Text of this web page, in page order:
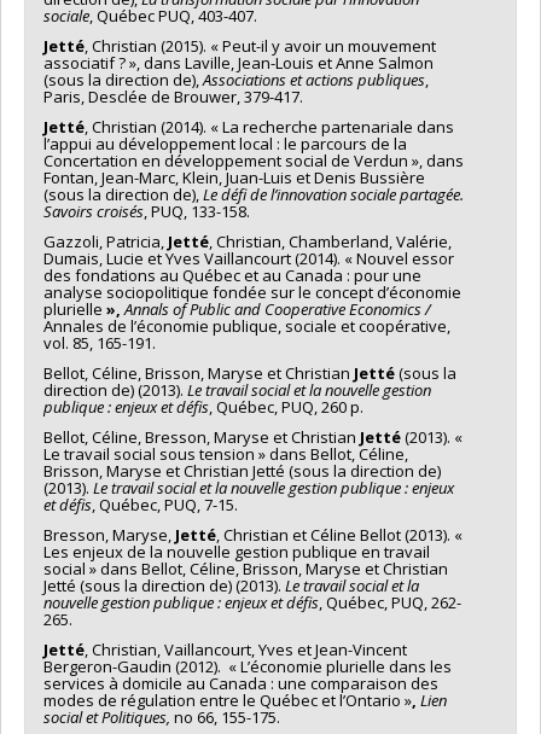
sociale, Québec PUQ, 403-407.
Jetté, Christian (2015). « Peut-il y avoir un mouvement
associatif ? », dans Laville, Jean-Louis et Anne Salmon
(sous la direction de),Associations et actions publiques,
Paris, Desclée de Brouwer, 379-417.
Jetté, Christian (2014). « La recherche partenariale dans
l’appui au développement local : le parcours de la
Concertation en développement social de Verdun », dans
Fontan, Jean-Marc, Klein, Juan-Luis et Denis Bussière
(sous la direction de),Le défi de l’innovation sociale partagée.
Savoirs croisés, PUQ, 133-158.
Gazzoli, Patricia, Jetté, Christian, Chamberland, Valérie,
Dumais, Lucie et Yves Vaillancourt (2014). « Nouvel essor
des fondations au Québec et au Canada : pour une
analyse sociopolitique fondée sur le concept d’économie
plurielle »,Annals of Public and Cooperative Economics /
Annales de l’économie publique, sociale et coopérative,
vol. 85, 165-191.
Bellot, Céline, Brisson, Maryse et Christian Jetté(sous la
direction de) (2013). Le travail social et la nouvelle gestion
publique : enjeux et défis, Québec, PUQ, 260 p.
Bellot, Céline, Bresson, Maryse et Christian Jetté(2013). «
Le travail social sous tension » dans Bellot, Céline,
Brisson, Maryse et Christian Jetté (sous la direction de)
(2013). Le travail social et la nouvelle gestion publique : enjeux
et défis, Québec, PUQ, 7-15.
Bresson, Maryse, Jetté, Christian et Céline Bellot (2013). «
Les enjeux de la nouvelle gestion publique en travail
social » dans Bellot, Céline, Brisson, Maryse et Christian
Jetté (sous la direction de) (2013). Le travail social et la
nouvelle gestion publique : enjeux et défis, Québec, PUQ, 262-
265.
Jetté, Christian, Vaillancourt, Yves et Jean-Vincent
Bergeron-Gaudin (2012). « L’économie plurielle dans les
services à domicile au Canada : une comparaison des
modes de régulation entre le Québec et l’Ontario », Lien
social et Politiques, no 66, 155-175.